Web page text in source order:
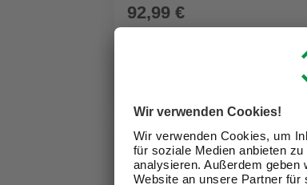
92,99 €